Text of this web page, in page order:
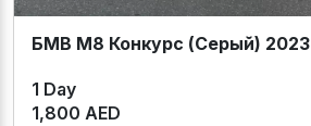
БМВ М8 Конкурс (Серый) 2023
1 Day
1,800 AED